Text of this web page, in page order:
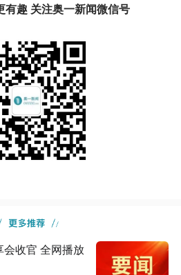
有趣 关注奥一新闻微信号
收官 全网播放